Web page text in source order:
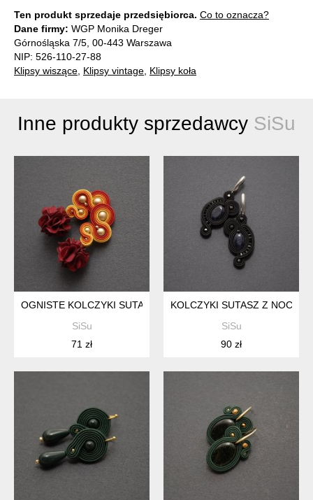
Ten produkt sprzedaje przedsiębiorca. Co to oznacza?
Dane firmy: WGP Monika Dreger
Górnośląska 7/5, 00-443 Warszawa
NIP: 526-110-27-88
Klipsy wiszące Klipsy vintage Klipsy koła
Inne produkty sprzedawcy SiSu
OGNISTE KOLCZYKI SUTASZ Z KWIATKIEM
SiSu
71 zł
KOLCZYKI SUTASZ Z NOCĄ
SiSu
90 zł